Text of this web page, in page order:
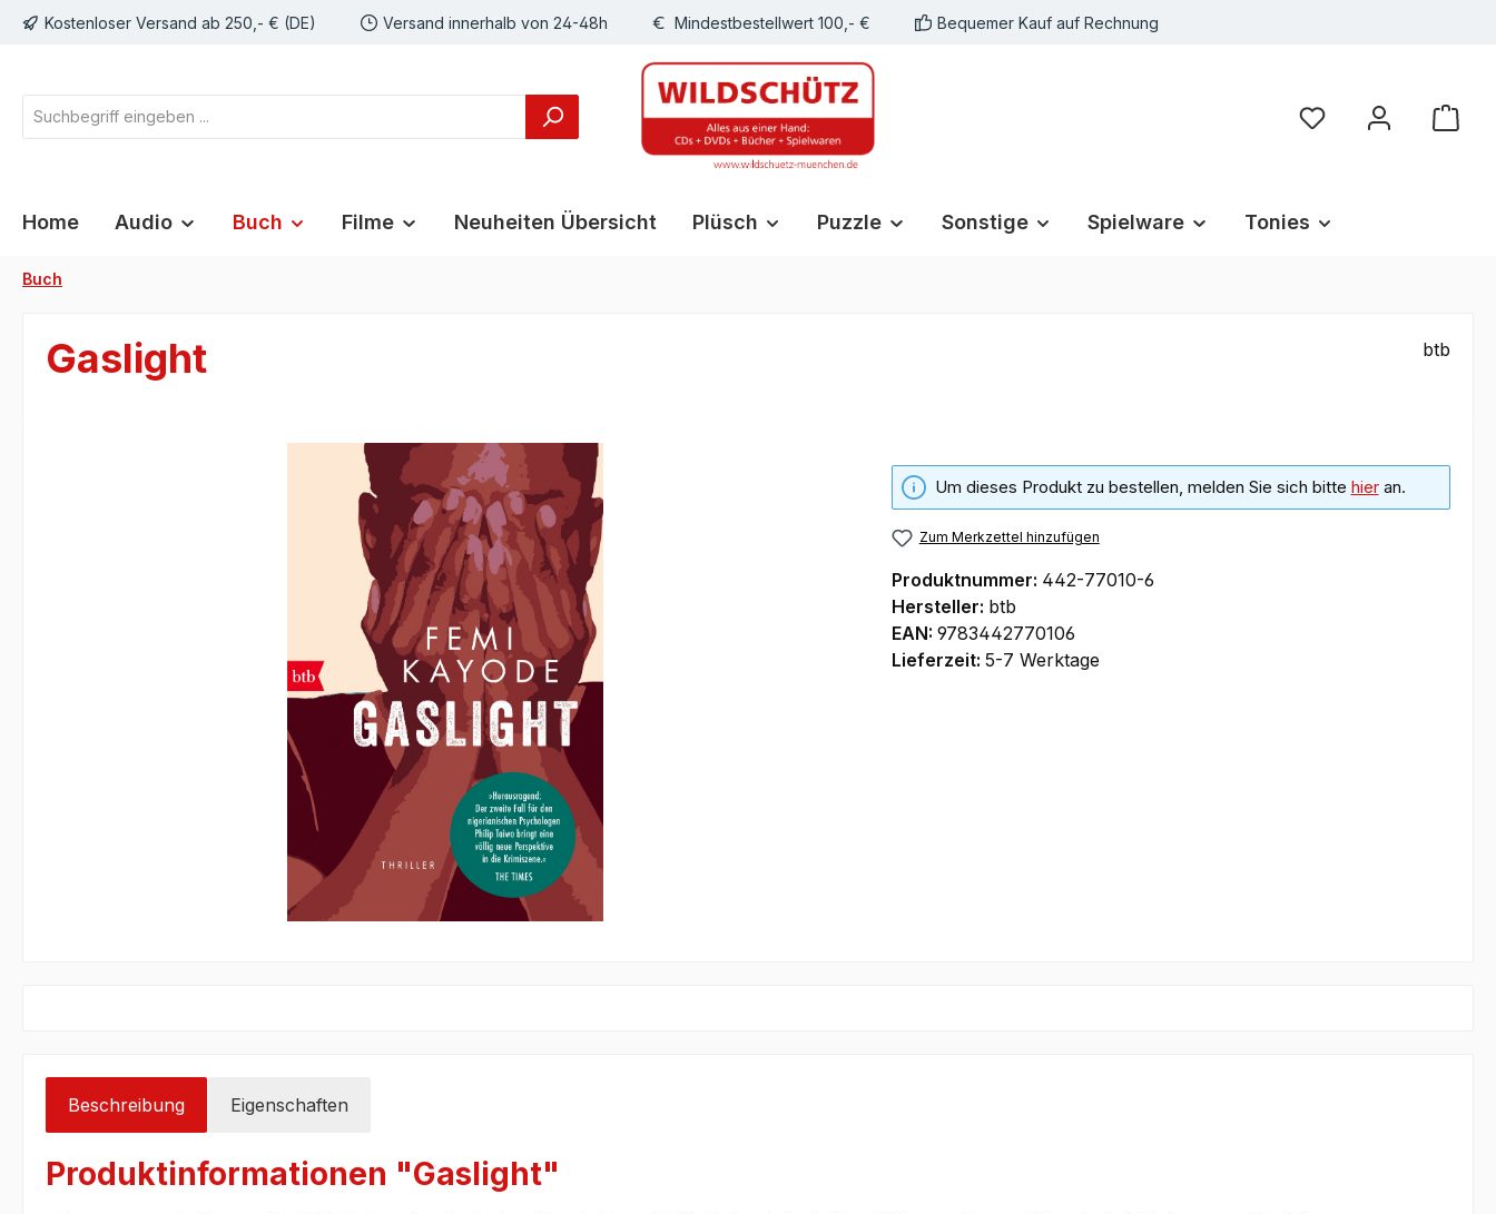
Zur Hauptnavigation springen
Kostenloser Versand ab 250,- € (DE) Versand innerhalb von 24-48h Mindestbestellwert 100,- € Bequemer Kauf auf Rechnung
Du hast 0 Produkte
Home Audio Buch Filme Neuheiten Übersicht Plüsch Puzzle Sonstige Spielware Tonies
Buch
Gaslight btb
Um dieses Produkt zu bestellen, melden Sie sich bitte hieran.
Zum Merkzettel hinzufügen
Produktnummer: 442-77010-6
Hersteller: btb
EAN: 9783442770106
Lieferzeit: 5-7 Werktage
Beschreibung Eigenschaften
Produktinformationen "Gaslight"